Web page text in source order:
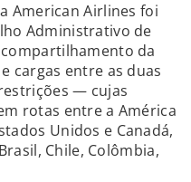
American Airlines foi
Administrativo de
compartilhamento da
cargas entre as duas
— cujas
rotas entre a América
Unidos e Canadá,
Chile, Colômbia,